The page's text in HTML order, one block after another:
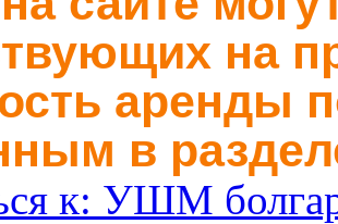
на
аренды
в
к: УШМ